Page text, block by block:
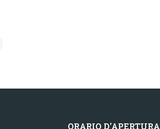
ORARIO D'APERTURA